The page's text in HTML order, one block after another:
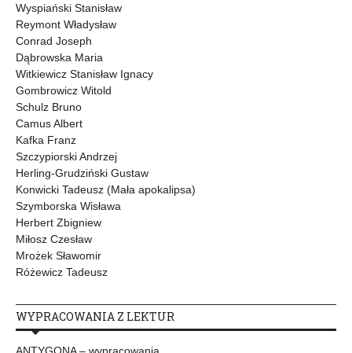
Wyspiański Stanisław
Reymont Władysław
Conrad Joseph
Dąbrowska Maria
Witkiewicz Stanisław Ignacy
Gombrowicz Witold
Schulz Bruno
Camus Albert
Kafka Franz
Szczypiorski Andrzej
Herling-Grudziński Gustaw
Konwicki Tadeusz (Mała apokalipsa)
Szymborska Wisława
Herbert Zbigniew
Miłosz Czesław
Mrożek Sławomir
Różewicz Tadeusz
WYPRACOWANIA Z LEKTUR
ANTYGONA – wypracowania